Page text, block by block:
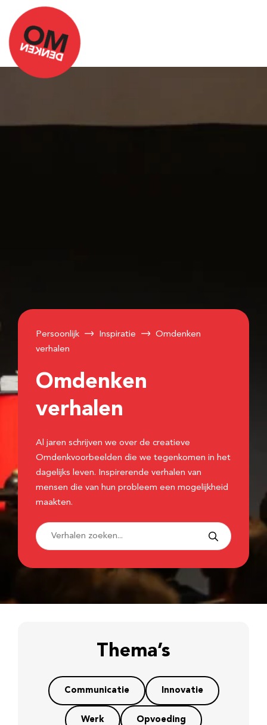
Persoonlijk Inspiratie
Omdenken
verhalen
Omdenken
verhalen
Al jaren schrijven we over de creatieve
Omdenkvoorbeelden die we tegenkomen in het
dagelijks leven. Inspirerende verhalen van
mensen die van hun probleem een mogelijkheid
maakten.
Thema’s
Communicatie Innovatie
Werk Opvoeding